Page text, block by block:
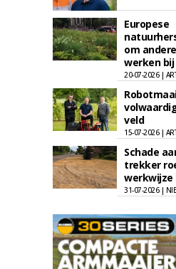
Europese
om
werken
20-07-2026 |
veld
15-07-2026 |
Schade
trekker
werkwijze
31-07-2026 |